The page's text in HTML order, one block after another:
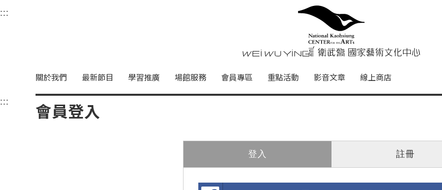
衛武營國家藝術文化中心
中央內容區塊，為本頁主要內容區。
::: 衛武營國家藝術文
關於我們 最新節目 學習推廣 場館服務 會員專區 重點活動 影音文章 線上商店
::: 中央內容區塊，為本頁主要內容區。
會員登入
登入 註冊